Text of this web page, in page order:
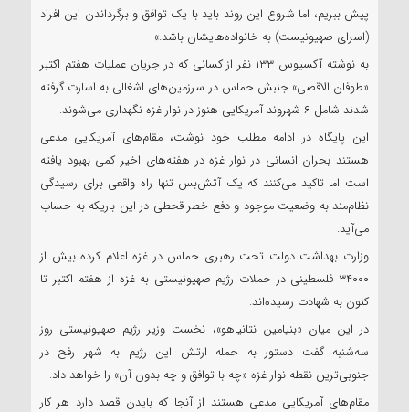
پیش ببریم، اما شروع این روند باید با یک توافق و برگرداندن این افراد
(اسرای صهیونیست) به خانواده‌هایشان باشد.»
به نوشته آکسیوس ۱۳۳ نفر از کسانی که در جریان عملیات هفتم اکتبر
«طوفان الاقصی» جنبش حماس در سرزمین‌های اشغالی به اسارت گرفته
شدند شامل ۶ شهروند آمریکایی هنوز در نوار غزه نگهداری می‌شوند.
این پایگاه در ادامه مطلب خود نوشت، مقام‌های آمریکایی مدعی
هستند بحران انسانی در نوار غزه در هفته‌های اخیر کمی بهبود یافته
است اما تاکید می‌کنند که یک آتش‌بس تنها راه واقعی برای رسیدگی
نظام‌مند به وضعیت موجود و دفع خطر قحطی در این باریکه به حساب
می‌آید.
وزارت بهداشت دولت تحت رهبری حماس در غزه اعلام کرده بیش از
۳۴۰۰۰ فلسطینی در حملات رژیم صهیونیستی به غزه از هفتم اکتبر تا
کنون به شهادت رسیده‌اند.
در این میان «بنیامین نتانیاهو»، نخست وزیر رژیم صهیونیستی روز
سه‌شنبه گفت دستور به حمله ارتش این رژیم به شهر رفح در
جنوبی‌ترین نقطه نوار غزه «چه با توافق و چه بدون آن» را خواهد داد.
مقام‌های آمریکایی مدعی هستند از آنجا که بایدن قصد دارد هر کار